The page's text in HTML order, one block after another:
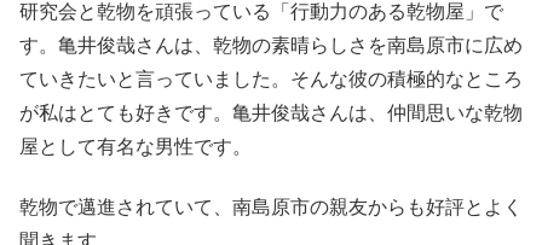
研究会と乾物を頑張っている「行動力のある乾物屋」で
す。亀井俊哉さんは、乾物の素晴らしさを南島原市に広め
ていきたいと言っていました。そんな彼の積極的なところ
が私はとても好きです。亀井俊哉さんは、仲間思いな乾物
屋として有名な男性です。
乾物で邁進されていて、南島原市の親友からも好評とよく